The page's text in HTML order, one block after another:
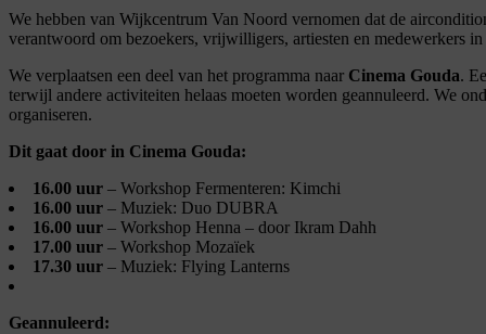
We hebben van Wijkcentrum Van Noord vernomen dat de
verantwoord om bezoekers, vrijwilligers, artiesten en medewerkers
We verplaatsen een deel van het programma naar Cinema Gouda.
terwijl andere activiteiten helaas moeten worden geannuleerd. We
organiseren.
Dit gaat door in Cinema Gouda:
16.00 uur – Workshop Fermenteren: Kimchi
16.00 uur – Muziek: Duo DUBRA
16.00 uur – Workshop Henna – door Ikram Dahh
17.00 uur – Workshop Mozaïek
17.30 uur – Muziek: Flying Lanterns
Geannuleerd: